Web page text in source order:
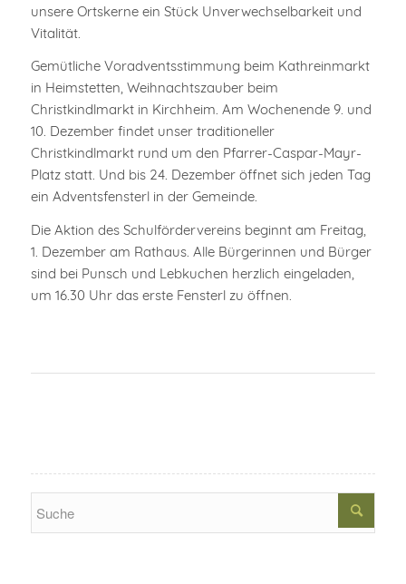
unsere Ortskerne ein Stück Unverwechselbarkeit und
Vitalität.
Gemütliche Voradventsstimmung beim Kathreinmarkt
in Heimstetten, Weihnachtszauber beim
Christkindlmarkt in Kirchheim. Am Wochenende 9. und
10. Dezember findet unser traditioneller
Christkindlmarkt rund um den Pfarrer-Caspar-Mayr-
Platz statt. Und bis 24. Dezember öffnet sich jeden Tag
ein Adventsfensterl in der Gemeinde.
Die Aktion des Schulfördervereins beginnt am Freitag,
1. Dezember am Rathaus. Alle Bürgerinnen und Bürger
sind bei Punsch und Lebkuchen herzlich eingeladen,
um 16.30 Uhr das erste Fensterl zu öffnen.